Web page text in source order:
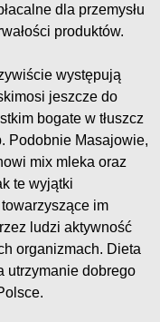
dla przemysłu
produktów.
występują
jeszcze do
bogate w tłuszcz
Podobnie Masajowie,
mix mleka oraz
te wyjątki
im
ludzi aktywność
organizmach. Dieta
utrzymanie dobrego